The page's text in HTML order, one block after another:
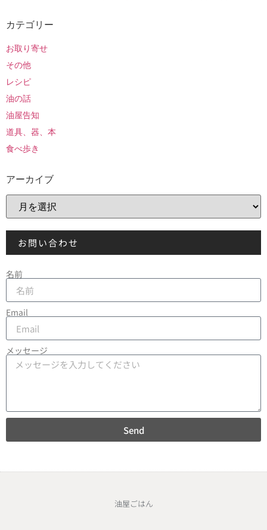
カテゴリー
お取り寄せ
その他
レシピ
油の話
油屋告知
道具、器、本
食べ歩き
アーカイブ
お問い合わせ
名前
Email
メッセージ
Send
油屋ごはん